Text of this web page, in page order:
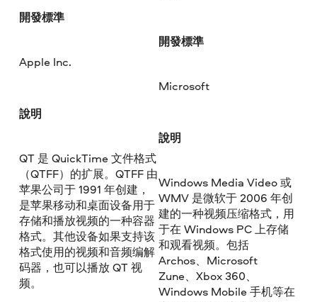
開發標準
Apple Inc.
說明
QT 是 QuickTime 文件格式
（QTFF）的扩展。QTFF 由
苹果公司于 1991 年创建，
是苹果移动和桌面设备用于
存储和播放视频的一种容器
格式。其他设备如果支持该
格式使用的视频和音频编解
码器，也可以播放 QT 视
频。
開發標準
Microsoft
說明
Windows Media Video 或
WMV 是微软于 2006 年创
建的一种视频压缩格式，用
于在 Windows PC 上存储
和观看视频。包括
Archos、Microsoft
Zune、Xbox 360、
Windows Mobile 手机等在